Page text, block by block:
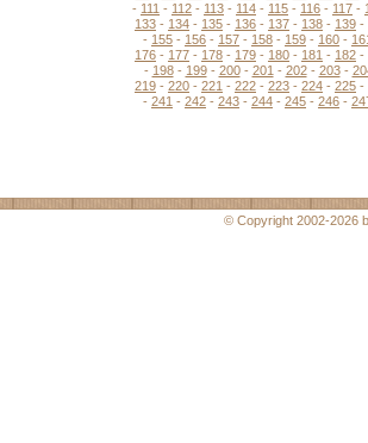
- 111 - 112 - 113 - 114 - 115 - 116 - 117 -
133 - 134 - 135 - 136 - 137 - 138 - 139 -
- 155 - 156 - 157 - 158 - 159 - 160 -
176 - 177 - 178 - 179 - 180 - 181 - 182 -
- 198- 199- 200- 201 - 202- 203-
219 - 220 - 221 - 222 - 223 - 224 - 225 -
- 241 - 242 - 243 - 244 - 245 - 246 -
© Copyright 2002-2026